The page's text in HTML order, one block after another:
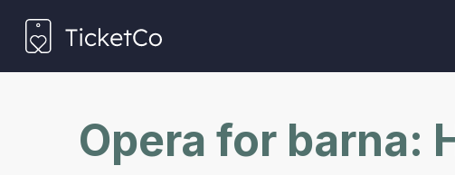
Opera for barna: